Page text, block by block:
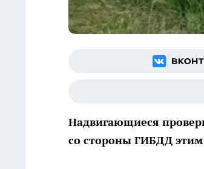
Надвигающиеся
со стороны ГИБДД